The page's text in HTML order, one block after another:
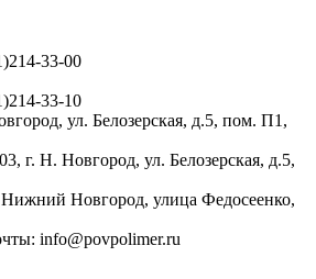
33-00
33-10
ул. Белозерская, д.5, пом. П1,
г. Н. Новгород, ул. Белозерская, д.5,
Нижний Новгород, улица Федосеенко,
info@povpolimer.ru